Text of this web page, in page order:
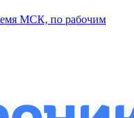
МСК, по рабочим